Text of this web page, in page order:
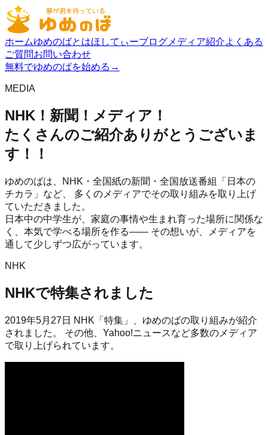
ホームゆめのばとはほしてぃーブログ メディア紹介よくある
ご質問お問い合わせ
無料でゆめのばを始める →
MEDIA
NHK！新聞！メディア！
たくさんのご紹介ありがとうございま
す！！
ゆめのばは、NHK・全国紙の新聞・全国放送番組「日本の
チカラ」など、 多くのメディアでその取り組みを取り上げ
ていただきました。
日本中の中学生が、家庭の事情や生まれ育った場所に関係な
く、本気で学べる場所を作る—— その想いが、メディアを
通して少しずつ広がっています。
NHK
NHKで特集されました
2019年5月27日 NHK「特集」、ゆめのばの取り組みが紹介
されました。 その他、Yahoo!ニュースなど多数のメディア
で取り上げられています。